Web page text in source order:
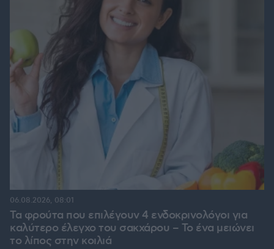
Τα φρούτα που επιλέγουν 4 ενδοκρινολόγοι για
καλύτερο έλεγχο του σακχάρου – Το ένα μειώνει
το λίπος στην κοιλιά
06.08.2026, 08:01